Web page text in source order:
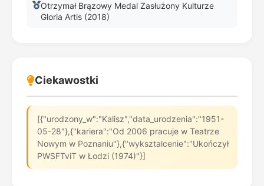
Otrzymał Brązowy Medal Zasłużony Kulturze
Gloria Artis (2018)
Ciekawostki
[{"urodzony_w":"Kalisz","data_urodzenia":"1951-
05-28"},{"kariera":"Od 2006 pracuje w Teatrze
Nowym w Poznaniu"},{"wyksztalcenie":"Ukończył
PWSFTviT w Łodzi (1974)"}]